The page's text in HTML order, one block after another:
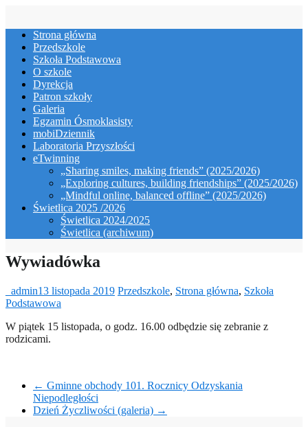
contentStrona główna
Przedszkole
Szkoła Podstawowa
O szkole
Dyrekcja
Patron szkoły
Galeria
Egzamin Ósmoklasisty
mobiDziennik
Laboratoria Przyszłości
eTwinning
„Sharing smiles, making friends” (2025/2026)
„Exploring cultures, building friendships” (2025/2026)
„Mindful online, balanced offline” (2025/2026)
Świetlica 2025 /2026
Świetlica 2024/2025
Świetlica (archiwum)
Wywiadówka
_admin13 listopada 2019 Przedszkole, Strona główna, Szkoła
Podstawowa
W piątek 15 listopada, o godz. 16.00 odbędzie się zebranie z
rodzicami.
← Gminne obchody 101. Rocznicy Odzyskania
Niepodległości
Dzień Życzliwości (galeria) →